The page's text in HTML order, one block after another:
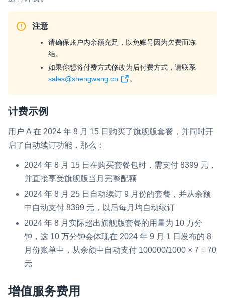
注意
请确保账户内余额充足，以免账号因为欠费而冻
结。
如果你想将付费方式修改为后付费方式，请联系
sales@shengwang.cn
。
计费示例
用户 A 在 2024 年 8 月 15 日购买了旗舰版套餐，并同时开
启了自动续订功能，那么：
2024 年 8 月 15 日在购买套餐包时，需支付 8399 元，
并直接享受旗舰版当月完整配额
2024 年 8 月 25 日自动续订 9 月份的套餐，并从余额
中自动支付 8399 元，以后每月均自动续订
2024 年 8 月实际超出旗舰版套餐的用量为 10 万分
钟，这 10 万分钟会体现在 2024 年 9 月 1 日发布的 8
月份账单中，从余额中自动支付 100000/1000 × 7 = 70
元
增值服务费用